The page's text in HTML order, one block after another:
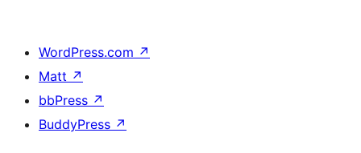
WordPress.com ↗
Matt ↗
bbPress ↗
BuddyPress ↗